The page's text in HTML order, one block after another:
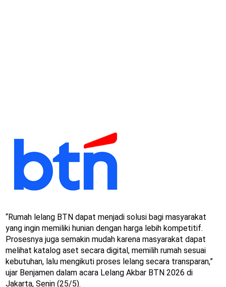
“Rumah lelang BTN dapat menjadi solusi bagi masyarakat
yang ingin memiliki hunian dengan harga lebih kompetitif.
Prosesnya juga semakin mudah karena masyarakat dapat
melihat katalog aset secara digital, memilih rumah sesuai
kebutuhan, lalu mengikuti proses lelang secara transparan,”
ujar Benjamen dalam acara Lelang Akbar BTN 2026 di
Jakarta, Senin (25/5).